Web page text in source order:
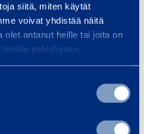
siitä, miten käytät
voivat yhdistää näitä
olet antanut heille tai joita on
palvelujaan.
Kiinteistöhuolto